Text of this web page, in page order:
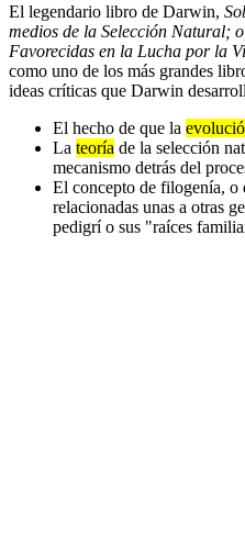
El legendario libro de Darwin,
medios de la Selección Natural;
Favorecidas en la Lucha por la
como uno de los más grandes
ideas críticas que Darwin
El hecho de que la
La teoría de la selección
mecanismo detrás del
El concepto de filogenía, o
relacionadas unas a otras
pedigrí o sus "raíces